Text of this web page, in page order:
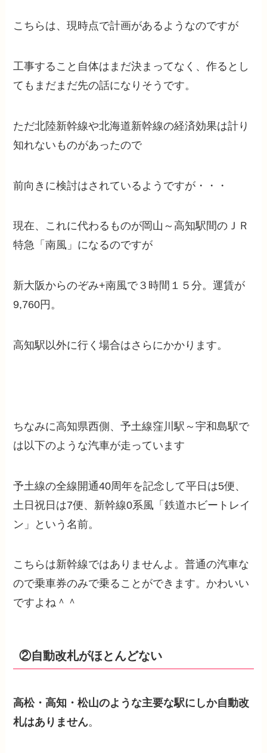
こちらは、現時点で計画があるようなのですが
工事すること自体はまだ決まってなく、作るとし
てもまだまだ先の話になりそうです。
ただ北陸新幹線や北海道新幹線の経済効果は計り
知れないものがあったので
前向きに検討はされているようですが・・・
現在、これに代わるものが岡山～高知駅間のＪＲ
特急「南風」になるのですが
新大阪からのぞみ+南風で３時間１５分。運賃が
9,760円。
高知駅以外に行く場合はさらにかかります。
ちなみに高知県西側、予土線窪川駅～宇和島駅で
は以下のような汽車が走っています
予土線の全線開通40周年を記念して平日は5便、
土日祝日は7便、 新幹線0系風「鉄道ホビートレイ
ン」という名前。
こちらは新幹線ではありませんよ。普通の汽車な
ので乗車券のみで乗ることができます。かわいい
ですよね＾＾
②自動改札がほとんどない
高松・高知・松山のような主要な駅にしか自動改
札はありません。